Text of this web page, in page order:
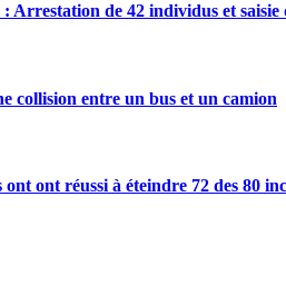
Arrestation de 42 individus et saisie
collision entre un bus et un camion
ont réussi à éteindre 72 des 80